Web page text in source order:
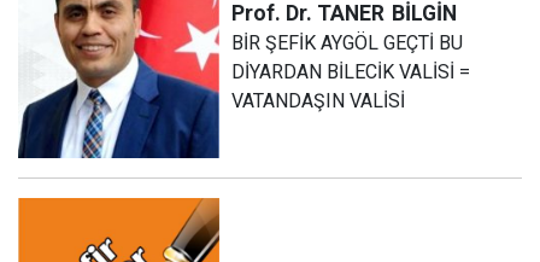
Prof. Dr. TANER BİLGİN
BİR ŞEFİK AYGÖL GEÇTİ BU
DİYARDAN BİLECİK VALİSİ =
VATANDAŞIN VALİSİ